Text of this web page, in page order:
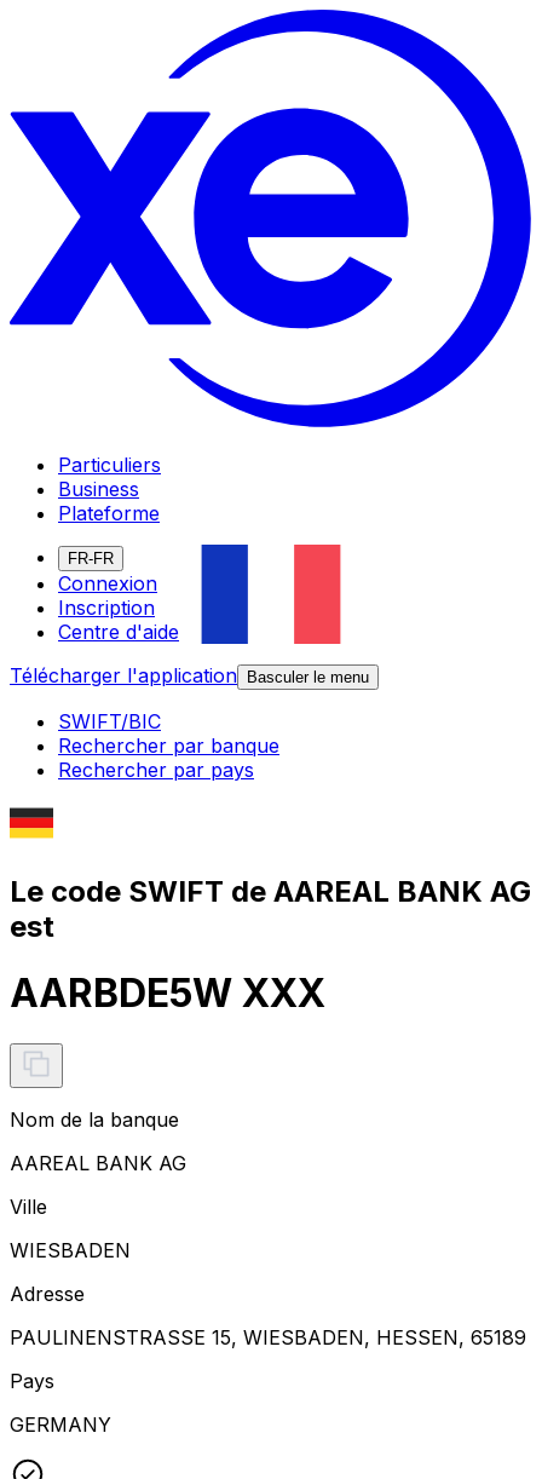
Particuliers
Business
Plateforme
FR-FR
Connexion
Inscription
Centre d'aide
Télécharger l'application
Basculer le menu
SWIFT/BIC
Rechercher par banque
Rechercher par pays
Le code SWIFT de AAREAL BANK AG
est
AARBDE5W XXX
Nom de la banque
AAREAL BANK AG
Ville
WIESBADEN
Adresse
PAULINENSTRASSE 15, WIESBADEN, HESSEN, 65189
Pays
GERMANY